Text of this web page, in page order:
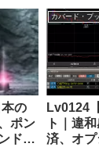
の
ポン
ド売
カバード・プ
Lv0124
ト｜違
済、オ